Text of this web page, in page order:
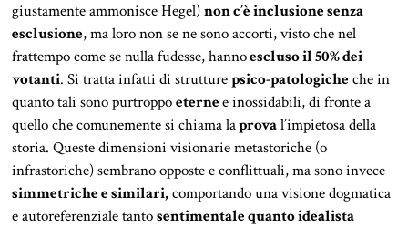
giustamente ammonisce Hegel)non c’è inclusione senza
esclusione, ma loro non se ne sono accorti, visto che nel
frattempo come se nulla fudesse, hannoescluso il 50% dei
votanti. Si tratta infatti di strutturepsico-patologicheche in
quanto tali sono purtroppoeternee inossidabili, di fronte a
quello che comunemente si chiama laproval’impietosa della
storia. Queste dimensioni visionarie metastoriche (o
infrastoriche) sembrano opposte e conflittuali, ma sono invece
simmetriche e similari,comportando una visione dogmatica
e autoreferenziale tantosentimentale quanto idealista